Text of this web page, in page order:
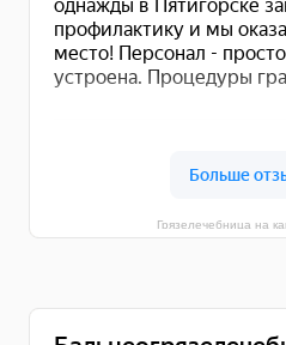
Грязелечебница на